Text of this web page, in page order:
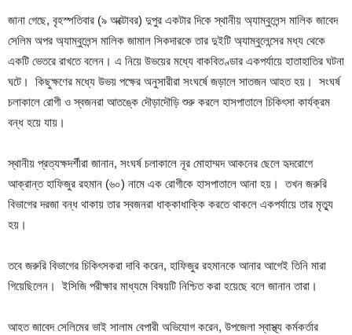
জানা গেছে, বৃহস্পতিবার (৯ অক্টোবর) দুপুর একটার দিকে স্থানীয় অ্যাম্বুলেন্স মালিক জাবেদ
সেলিম অপর অ্যাম্বুলেন্স মালিক জামাল সিকদারকে তার দুইটি অ্যাম্বুলেন্সের মধ্য থেকে
একটি ভেতরে রাখতে বলেন। এ নিয়ে উভয়ের মধ্যে বাকবিতণ্ডার একপর্যায়ে হাতাহাতির ঘটনা
ঘটে। কিছুক্ষণের মধ্যে উভয় পক্ষের অনুসারীরা সংঘর্ষে জড়ালে সাতজন আহত হয়। সংঘর্ষ
চলাকালে রোগী ও স্বজনরা আতঙ্কে দৌড়াদৌড়ি শুরু করলে হাসপাতালে চিকিৎসা কার্যক্রম
বন্ধ হয়ে যায়।
স্থানীয় প্রত্যক্ষদর্শীরা জানান, সংঘর্ষ চলাকালে নূর মোহাম্মদ আকনের ছেলে হৃদরোগে
আক্রান্ত হাফিজুর রহমান (৬০) নামে এক রোগীকে হাসপাতালে আনা হয়। তখন জরুরি
বিভাগের দরজা বন্ধ থাকায় তার স্বজনরা ধাক্কাধাক্কি করতে থাকলে একপর্যায়ে তার মৃত্যু
হয়।
তবে জরুরি বিভাগের চিকিৎসকরা দাবি করেন, হাফিজুর রহমানকে আনার আগেই তিনি মারা
গিয়েছিলেন। ইসিজি পরীক্ষার মাধ্যমে বিষয়টি নিশ্চিত করা হয়েছে বলে জানান তারা।
আহত জাবেদ সেলিমের ভাই সালাম বেপারী অভিযোগ করেন, উপজেলা স্বাস্থ্য কর্মকর্তার